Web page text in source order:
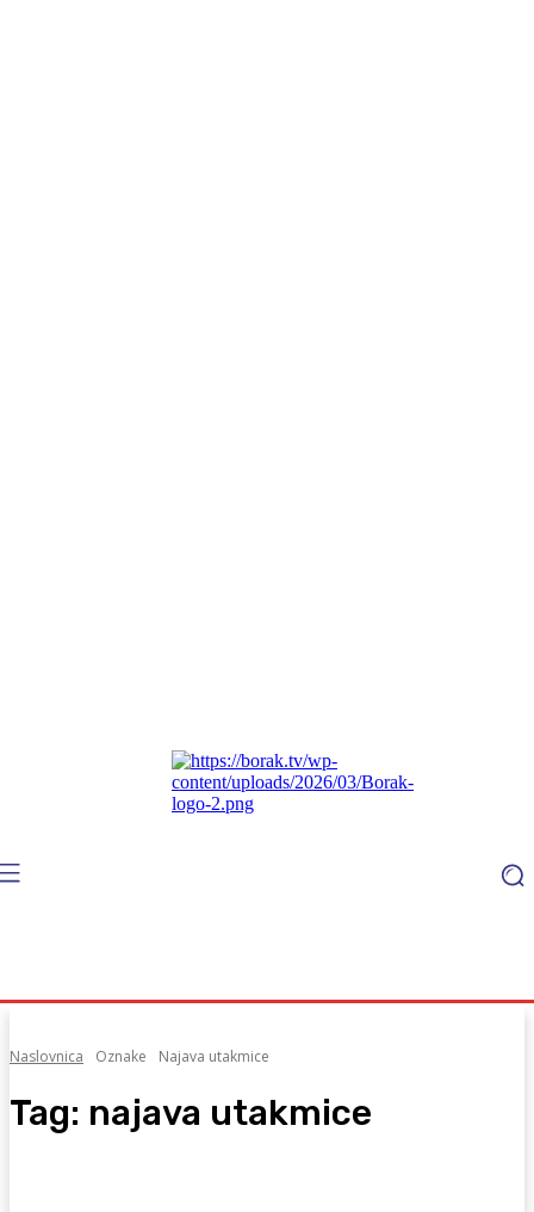
Naslovnica Oznake Najava utakmice
Tag: najava utakmice